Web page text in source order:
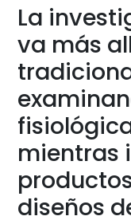
La
va más
mientras
diseños